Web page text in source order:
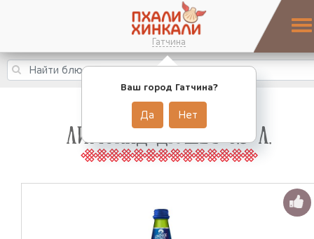
Гатчина
Ваш город Гатчина?
Да Нет
ЛИМОНАД ДЮШЕС 0.5 Л.